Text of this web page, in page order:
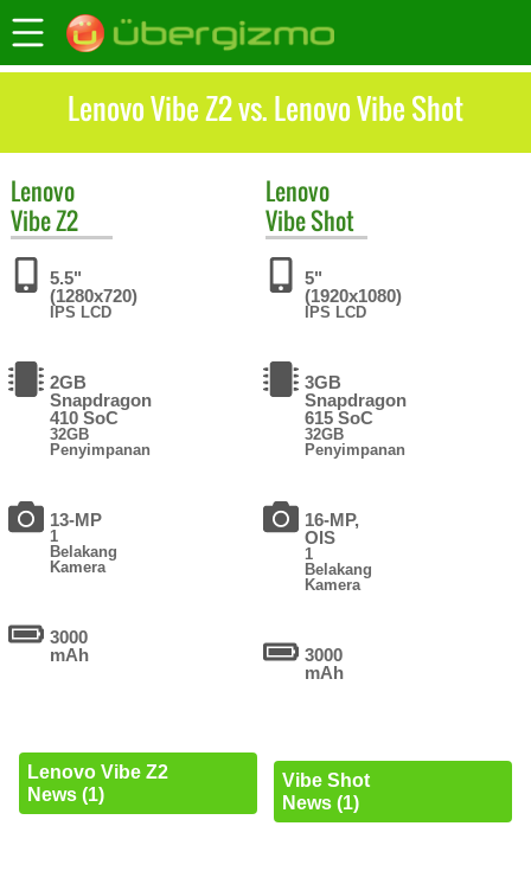
Lenovo Vibe Z2 vs. Lenovo Vibe Shot
Lenovo
Vibe Z2
5.5"
(1280x720)
IPS LCD
2GB
Snapdragon
410 SoC
32GB
Penyimpanan
13-MP
1
Belakang
Kamera
3000
mAh
Lenovo Vibe Z2
News (1)
Lenovo
Vibe Shot
5"
(1920x1080)
IPS LCD
3GB
Snapdragon
615 SoC
32GB
Penyimpanan
16-MP,
OIS
1
Belakang
Kamera
3000
mAh
Vibe Shot
News (1)